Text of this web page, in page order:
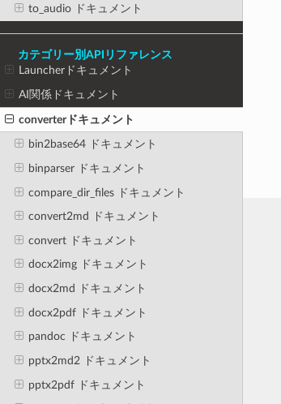
to_audio ドキュメント
カテゴリー別APIリファレンス
Launcherドキュメント
AI関係ドキュメント
converterドキュメント
bin2base64 ドキュメント
binparser ドキュメント
compare_dir_files ドキュメント
convert2md ドキュメント
convert ドキュメント
docx2img ドキュメント
docx2md ドキュメント
docx2pdf ドキュメント
pandoc ドキュメント
pptx2md2 ドキュメント
pptx2pdf ドキュメント